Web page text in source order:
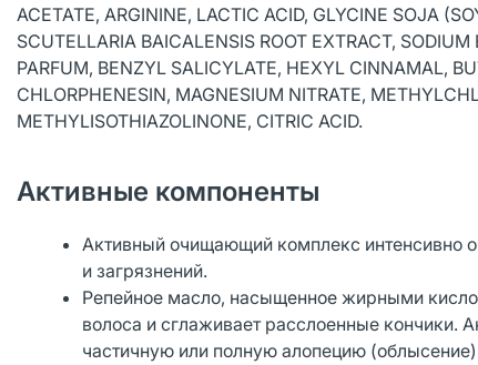
ACETATE, ARGININE, LACTIC ACID, GLYCINE SOJA
SCUTELLARIA BAICALENSIS ROOT EXTRACT,
PARFUM, BENZYL SALICYLATE, HEXYL CINNAMAL,
CHLORPHENESIN, MAGNESIUM NITRATE,
METHYLISOTHIAZOLINONE, CITRIC ACID.
Активные компоненты
Активный очищающий комплекс интенсивно
и загрязнений.
Репейное масло, насыщенное жирными
волоса и сглаживает расслоенные кончики.
частичную или полную алопецию